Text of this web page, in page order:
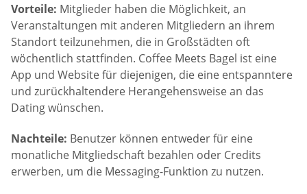
Vorteile: Mitglieder haben die Möglichkeit, an
Veranstaltungen mit anderen Mitgliedern an ihrem
Standort teilzunehmen, die in Großstädten oft
wöchentlich stattfinden. Coffee Meets Bagel ist eine
App und Website für diejenigen, die eine entspanntere
und zurückhaltendere Herangehensweise an das
Dating wünschen.
Nachteile: Benutzer können entweder für eine
monatliche Mitgliedschaft bezahlen oder Credits
erwerben, um die Messaging-Funktion zu nutzen.